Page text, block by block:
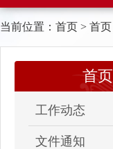
当前位置： 首页 > 首页
首页
工作动态
文件通知